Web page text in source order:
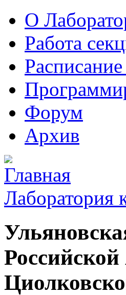
О
Работа
Форум
Архив
Лаборатория